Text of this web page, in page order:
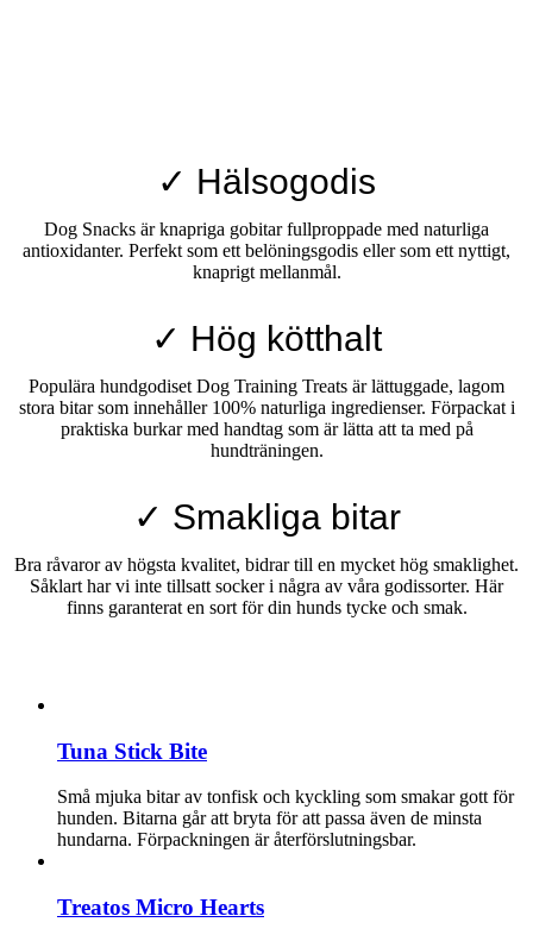
✓ Hälsogodis
Dog Snacks är knapriga gobitar fullproppade med naturliga
antioxidanter. Perfekt som ett belöningsgodis eller som ett nyttigt,
knaprigt mellanmål.
✓ Hög kötthalt
Populära hundgodiset Dog Training Treats är lättuggade, lagom
stora bitar som innehåller 100% naturliga ingredienser. Förpackat i
praktiska burkar med handtag som är lätta att ta med på
hundträningen.
✓ Smakliga bitar
Bra råvaror av högsta kvalitet, bidrar till en mycket hög smaklighet.
Såklart har vi inte tillsatt socker i några av våra godissorter. Här
finns garanterat en sort för din hunds tycke och smak.
Tuna Stick Bite
Små mjuka bitar av tonfisk och kyckling som smakar gott för
hunden. Bitarna går att bryta för att passa även de minsta
hundarna. Förpackningen är återförslutningsbar.
Treatos Micro Hearts